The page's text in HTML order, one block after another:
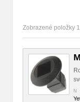
Zobrazené položky
N